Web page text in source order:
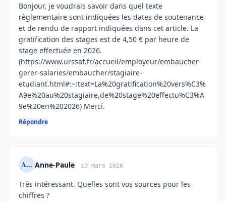
Bonjour, je voudrais savoir dans quel texte
règlementaire sont indiquées les dates de soutenance
et de rendu de rapport indiquées dans cet article. La
gratification des stages est de 4,50 € par heure de
stage effectuée en 2026.
(https://www.urssaf.fr/accueil/employeur/embaucher-
gerer-salaries/embaucher/stagiaire-
etudiant.html#:~:text=La%20gratification%20vers%C3%
A9e%20au%20stagiaire,de%20stage%20effectu%C3%A
9e%20en%202026) Merci.
Répondre
A... Anne-Paule 13 mars 2026
Très intéressant. Quelles sont vos sources pour les
chiffres ?